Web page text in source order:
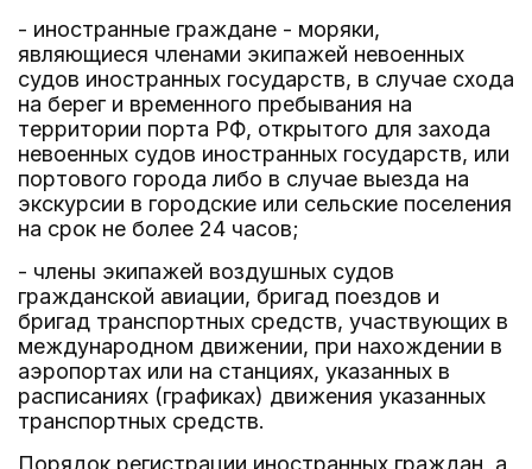
- иностранные граждане - моряки,
являющиеся членами экипажей невоенных
судов иностранных государств, в случае схода
на берег и временного пребывания на
территории порта РФ, открытого для захода
невоенных судов иностранных государств, или
портового города либо в случае выезда на
экскурсии в городские или сельские поселения
на срок не более 24 часов;
- члены экипажей воздушных судов
гражданской авиации, бригад поездов и
бригад транспортных средств, участвующих в
международном движении, при нахождении в
аэропортах или на станциях, указанных в
расписаниях (графиках) движения указанных
транспортных средств.
Порядок регистрации иностранных граждан, а